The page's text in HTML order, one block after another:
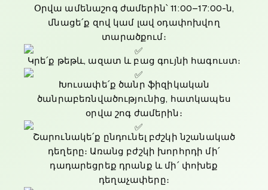
Օրվա ամենաշոգ ժամերին՝ 11:00–17:00-ն,
մնացե՛ք զով կամ լավ օդափոխվող
տարածքում։
Կրե՛ք թեթև, ազատ և բաց գույնի հագուստ։
Խուսափե՛ք ծանր ֆիզիկական
ծանրաբեռնվածությունից, հատկապես
օրվա շոգ ժամերին։
Շարունակե՛ք ընդունել բժշկի նշանակած
դեղերը։ Առանց բժշկի խորհրդի մի՛
դադարեցրեք դրանք և մի՛ փոխեք
դեղաչափերը։